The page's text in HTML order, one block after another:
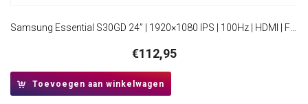
€112,95
Toevoegen aan winkelwagen